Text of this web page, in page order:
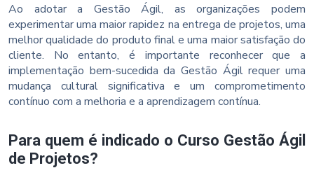
Ao adotar a Gestão Ágil, as organizações podem
experimentar uma maior rapidez na entrega de projetos, uma
melhor qualidade do produto final e uma maior satisfação do
cliente. No entanto, é importante reconhecer que a
implementação bem-sucedida da Gestão Ágil requer uma
mudança cultural significativa e um comprometimento
contínuo com a melhoria e a aprendizagem contínua.
Para quem é indicado o Curso Gestão Ágil
de Projetos?